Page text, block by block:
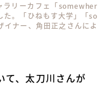
リーカフェ「somewher
た。「ひねもす大学」「so
ナー、角田正之さんによ
て、太刀川さんが